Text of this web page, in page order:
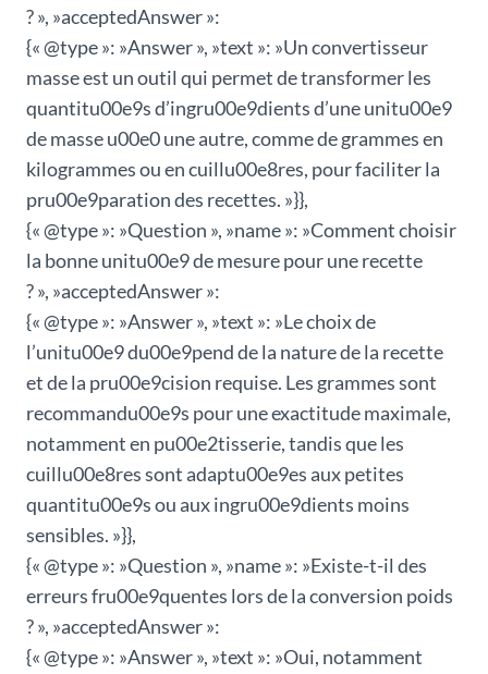
? », »acceptedAnswer »:
{« @type »: »Answer », »text »: »Un convertisseur
masse est un outil qui permet de transformer les
quantitu00e9s d’ingru00e9dients d’une unitu00e9
de masse u00e0 une autre, comme de grammes en
kilogrammes ou en cuillu00e8res, pour faciliter la
pru00e9paration des recettes. »}},
{« @type »: »Question », »name »: »Comment choisir
la bonne unitu00e9 de mesure pour une recette
? », »acceptedAnswer »:
{« @type »: »Answer », »text »: »Le choix de
l’unitu00e9 du00e9pend de la nature de la recette
et de la pru00e9cision requise. Les grammes sont
recommandu00e9s pour une exactitude maximale,
notamment en pu00e2tisserie, tandis que les
cuillu00e8res sont adaptu00e9es aux petites
quantitu00e9s ou aux ingru00e9dients moins
sensibles. »}},
{« @type »: »Question », »name »: »Existe-t-il des
erreurs fru00e9quentes lors de la conversion poids
? », »acceptedAnswer »:
{« @type »: »Answer », »text »: »Oui, notamment